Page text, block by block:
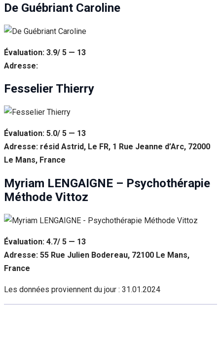
De Guébriant Caroline
Évaluation: 3.9/ 5 — 13
Adresse:
Fesselier Thierry
Évaluation: 5.0/ 5 — 13
Adresse: résid Astrid, Le FR, 1 Rue Jeanne d’Arc, 72000
Le Mans, France
Myriam LENGAIGNE – Psychothérapie
Méthode Vittoz
Évaluation: 4.7/ 5 — 13
Adresse: 55 Rue Julien Bodereau, 72100 Le Mans,
France
Les données proviennent du jour : 31.01.2024